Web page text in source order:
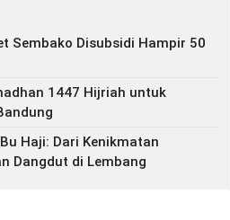
Sembako Disubsidi Hampir 50
1447 Hijriah untuk
Haji: Dari Kenikmatan
Dangdut di Lembang